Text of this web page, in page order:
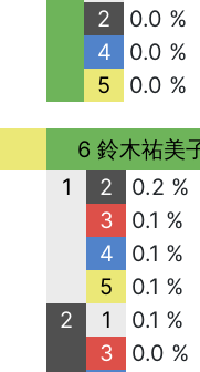
2
0.0 %
4
0.0 %
5
0.0 %
6 鈴木祐美
1
2
0.2 %
3
0.1 %
4
0.1 %
5
0.1 %
2
1
0.1 %
3
0.0 %